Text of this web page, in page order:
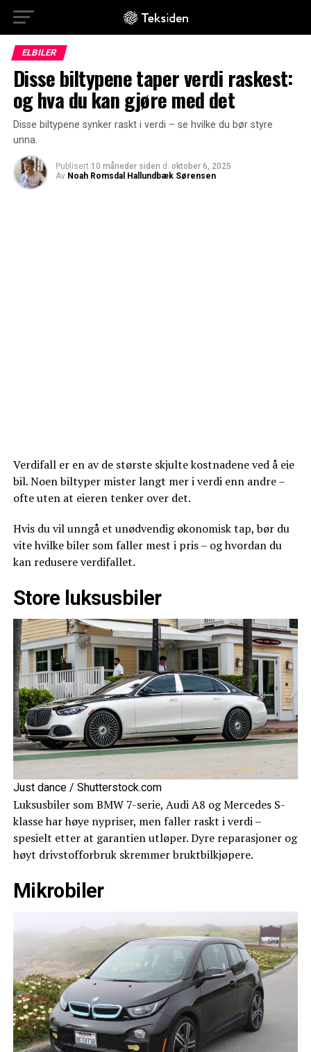
ELBILER
Disse biltypene taper verdi raskest:
og hva du kan gjøre med det
Disse biltypene synker raskt i verdi – se hvilke du bør styre
unna.
Publisert 10 måneder siden d. oktober 6, 2025
Av Noah Romsdal Hallundbæk Sørensen
Verdifall er en av de største skjulte kostnadene ved å eie
bil. Noen biltyper mister langt mer i verdi enn andre –
ofte uten at eieren tenker over det.
Hvis du vil unngå et unødvendig økonomisk tap, bør du
vite hvilke biler som faller mest i pris – og hvordan du
kan redusere verdifallet.
Store luksusbiler
Just dance / Shutterstock.com
Luksusbiler som BMW 7-serie, Audi A8 og Mercedes S-
klasse har høye nypriser, men faller raskt i verdi –
spesielt etter at garantien utløper. Dyre reparasjoner og
høyt drivstofforbruk skremmer bruktbilkjøpere.
Mikrobiler